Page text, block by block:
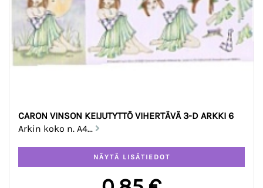
CARON VINSON KEIJUTYTTÖ VIHERTÄVÄ 3-D ARKKI 6
Arkin koko n. A4...